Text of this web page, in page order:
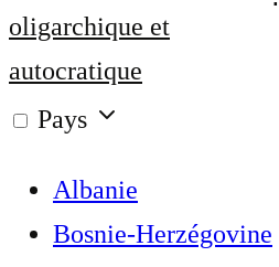
oligarchique et
autocratique
Pays
Albanie
Bosnie-Herzégovine